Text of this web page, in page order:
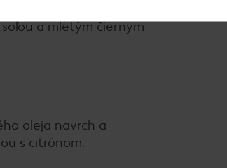
jemný indický
a mletým čiernym
oleja navrch a
s citrónom.